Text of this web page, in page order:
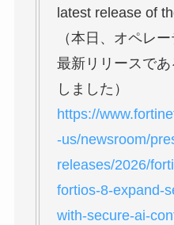
latest release of
（本日、オペレ
最新リリースで
しました）
https://
-us/newsroom/
releases/2026/
fortios-8-expand-
with-secure-ai-